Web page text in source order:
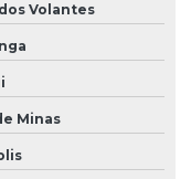
Volantes
Minas